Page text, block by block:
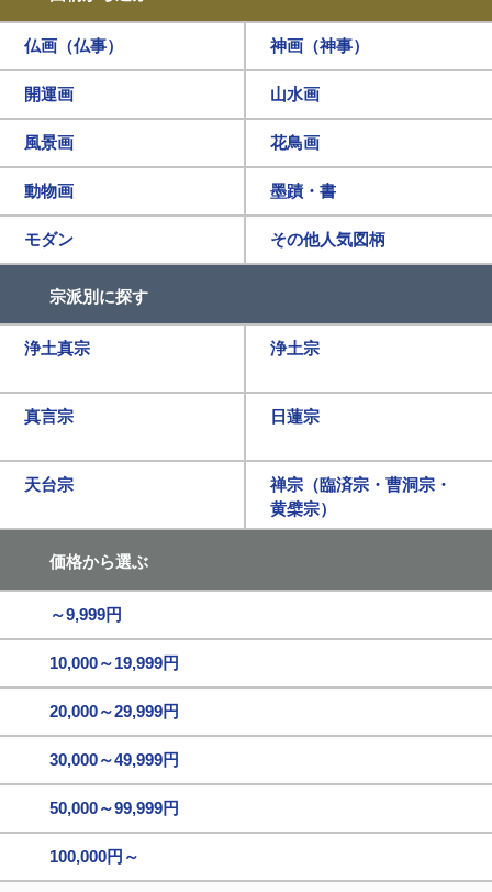
仏画（仏事） 神画（神事）
開運画 山水画
風景画 花鳥画
動物画 墨蹟・書
モダン その他人気図柄
宗派別に探す
浄土真宗 浄土宗
真言宗 日蓮宗
天台宗
禅宗（臨済宗・曹洞宗・
黄檗宗）
価格から選ぶ
～9,999円
10,000～19,999円
20,000～29,999円
30,000～49,999円
50,000～99,999円
100,000円～